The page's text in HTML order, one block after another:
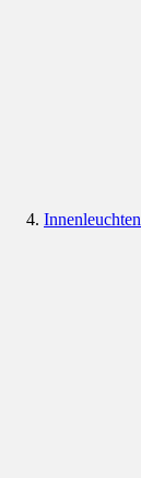
Innenleuchten